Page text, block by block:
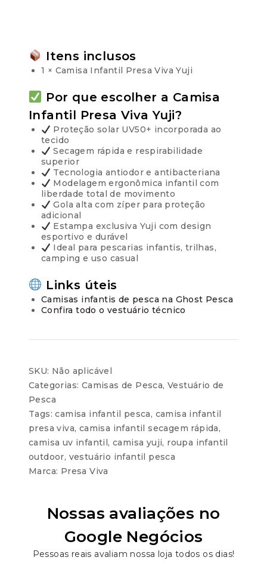
Itens inclusos
1 × Camisa Infantil Presa Viva Yuji
Por que escolher a Camisa
Infantil Presa Viva Yuji?
Proteção solar UV50+ incorporada ao
tecido
Secagem rápida e respirabilidade
superior
Tecnologia antiodor e antibacteriana
Modelagem ergonômica infantil com
liberdade total de movimento
Gola alta com zíper para proteção
adicional
Estampa exclusiva Yuji com design
esportivo e durável
Ideal para pescarias infantis, trilhas,
camping e uso casual
Links úteis
Camisas infantis de pesca na Ghost Pesca
Confira todo o vestuário técnico
SKU: Não aplicável
Categorias: Camisas de Pesca,Vestuário de
Pesca
Tags:camisa infantil pesca, camisa infantil
presa viva, camisa infantil secagem rápida,
camisa uv infantil,camisa yuji, roupa infantil
outdoor, vestuário infantil pesca
Marca: Presa Viva
Nossas avaliações no
Google Negócios
Pessoas reais avaliam nossa loja todos os dias!